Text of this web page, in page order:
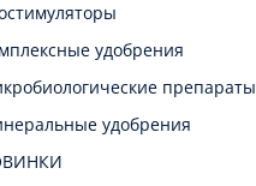
удобрения
препараты
удобрения